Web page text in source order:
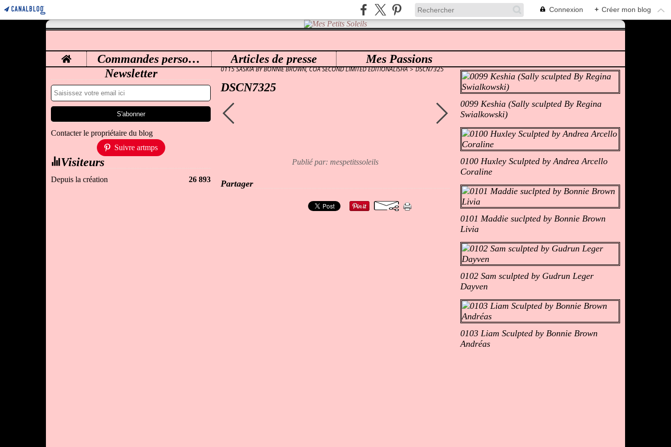
Connexion + Créer mon blog
Home Commandes personnalisées Articles de presse
Mes Passions
Newsletter
Contacter le propriétaire du blog
Suivre artmps
Visiteurs
Depuis la création 26 893
MES PETITS SOLEILS >
0115 SASKIA BY BONNIE BROWN, COA SECOND LIMITED EDITIONALISHA > DSCN7325
DSCN7325
Publié par: mespetitssoleils
Partager
0099 Keshia (Sally sculpted By Regina
Swialkowski)
0100 Huxley Sculpted by Andrea Arcello
Coraline
0101 Maddie suclpted by Bonnie Brown
Livia
0102 Sam sculpted by Gudrun Leger
Dayven
0103 Liam Sculpted by Bonnie Brown
Andréas